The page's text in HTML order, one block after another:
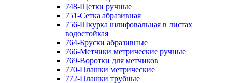
748-Щетки ручные
751-Сетка абразивная
756-Шкурка шлифовальная в листах
водостойкая
764-Бруски абразивные
766-Метчики метрические ручные
769-Воротки для метчиков
770-Плашки метрические
772-Плашки трубные